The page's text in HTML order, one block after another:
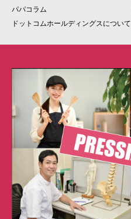
パパコラム
ドットコムホールディングスについて